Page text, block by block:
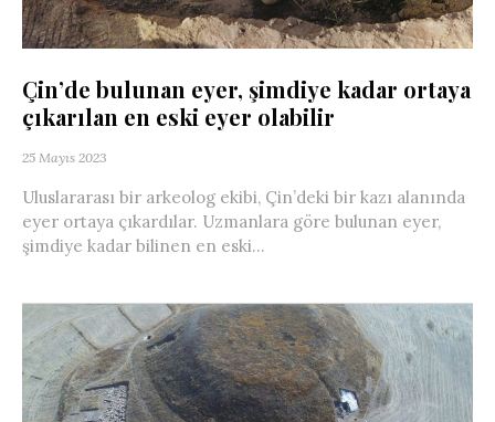
Çin’de bulunan eyer, şimdiye kadar ortaya
çıkarılan en eski eyer olabilir
25 Mayıs 2023
Uluslararası bir arkeolog ekibi, Çin’deki bir kazı alanında
eyer ortaya çıkardılar. Uzmanlara göre bulunan eyer,
şimdiye kadar bilinen en eski...